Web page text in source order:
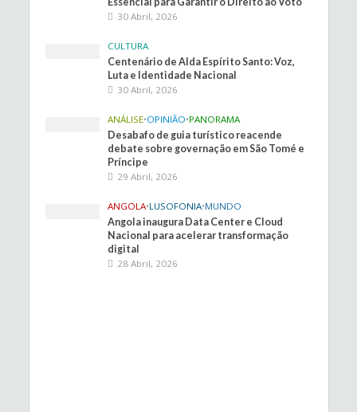
30 Abril, 2026
CULTURA
Centenário de Alda Espírito Santo: Voz,
Luta e Identidade Nacional
30 Abril, 2026
ANÁLISE•OPINIÃO•PANORAMA
Desabafo de guia turístico reacende
debate sobre governação em São Tomé e
Príncipe
29 Abril, 2026
ANGOLA•LUSOFONIA•MUNDO
Angola inaugura Data Center e Cloud
Nacional para acelerar transformação
digital
28 Abril, 2026